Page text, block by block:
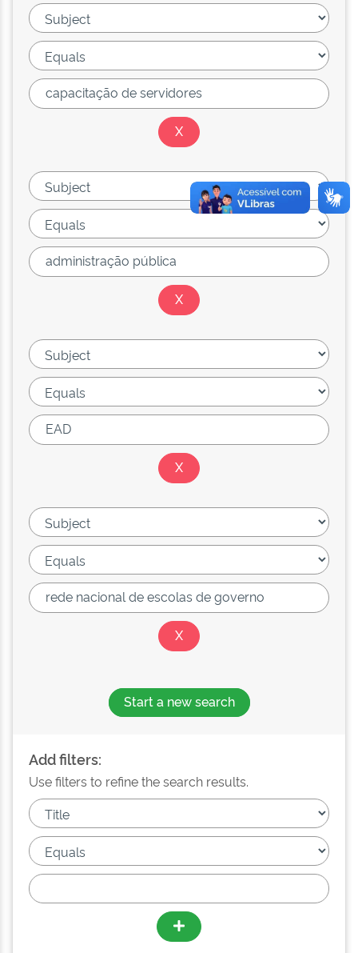
Start a new search
Add filters:
Use filters to refine the search results.